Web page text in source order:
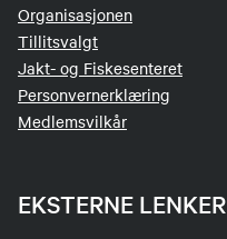
Organisasjonen
Tillitsvalgt
Jakt- og Fiskesenteret
Personvernerklæring
Medlemsvilkår
EKSTERNE LENKER